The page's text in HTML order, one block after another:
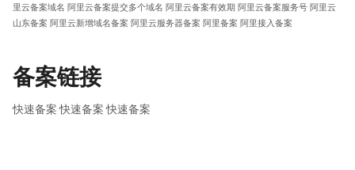
里云备案域名 阿里云备案提交多个域名 阿里云备案有效期 阿里云备案服务号 阿里云
山东备案 阿里云新增域名备案 阿里云服务器备案 阿里备案 阿里接入备案
备案链接
快速备案 快速备案 快速备案